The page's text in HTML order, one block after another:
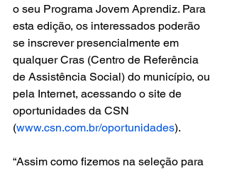
o seu Programa Jovem Aprendiz. Para
esta edição, os interessados poderão
se inscrever presencialmente em
qualquer Cras (Centro de Referência
de Assistência Social) do município, ou
pela Internet, acessando o site de
oportunidades da CSN
(www.csn.com.br/oportunidades).
“Assim como fizemos na seleção para